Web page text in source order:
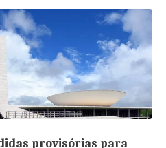
provisórias para